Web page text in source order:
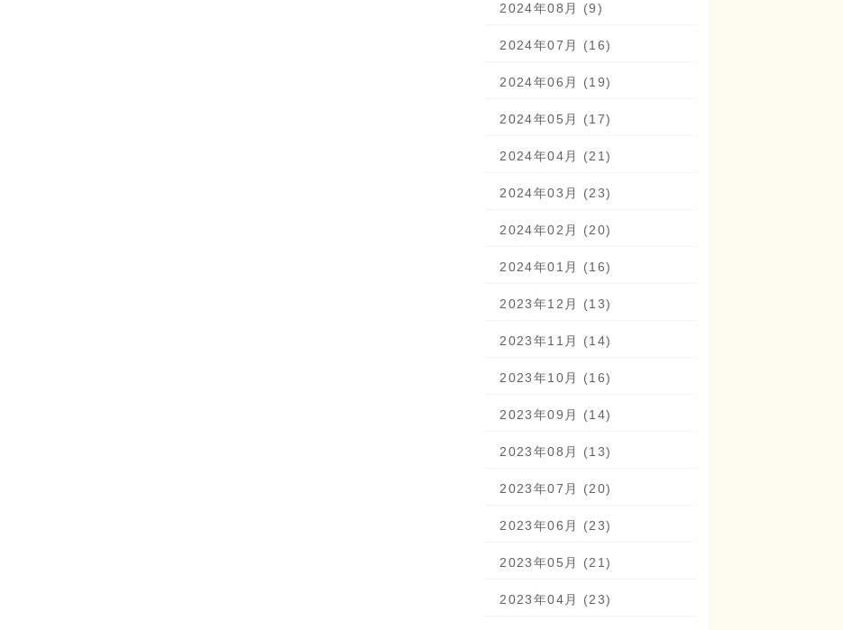
2024年08月 (9)
2024年07月 (16)
2024年06月 (19)
2024年05月 (17)
2024年04月 (21)
2024年03月 (23)
2024年02月 (20)
2024年01月 (16)
2023年12月 (13)
2023年11月 (14)
2023年10月 (16)
2023年09月 (14)
2023年08月 (13)
2023年07月 (20)
2023年06月 (23)
2023年05月 (21)
2023年04月 (23)